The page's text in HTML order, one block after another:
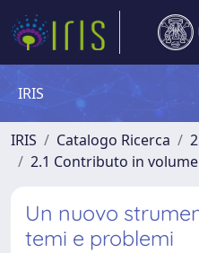
IRIS
IRIS Catalogo Ricerca
2.1 Contributo in
Un nuovo
temi e problemi